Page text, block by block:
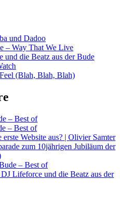
und Dadoo
– Way That We Live
die Beatz aus der Bude
(Blah, Blah, Blah)
– Best of
– Best of
Website aus? | Olivier Samter
zum 10jährigen Jubiläum der
– Best of
Lifeforce und die Beatz aus der